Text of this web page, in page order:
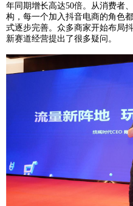
年同期增长高达50倍。从消费者
构，每一个加入抖音电商的角色
式逐步完善。众多商家开始布局
新赛道经营提出了很多疑问。